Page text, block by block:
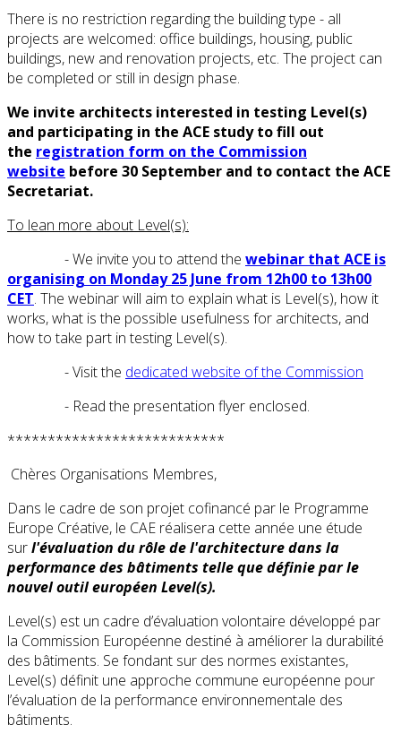
There is no restriction regarding the building type - all
projects are welcomed: office buildings, housing, public
buildings, new and renovation projects, etc. The project can
be completed or still in design phase.
We invite architects interested in testing Level(s)
and participating in the ACE study to fill out
the registration form on the Commission
website before 30 September and to contact the ACE
Secretariat.
To lean more about Level(s):
- We invite you to attend the webinar that ACE is
organising on Monday 25 June from 12h00 to 13h00
CET. The webinar will aim to explain what is Level(s), how it
works, what is the possible usefulness for architects, and
how to take part in testing Level(s).
- Visit the dedicated website of the Commission
- Read the presentation flyer enclosed.
***************************
Chères Organisations Membres,
Dans le cadre de son projet cofinancé par le Programme
Europe Créative, le CAE réalisera cette année une étude
surl'évaluation du rôle de l'architecture dans la
performance des bâtiments telle que définie par le
nouvel outil européen Level(s).
Level(s) est un cadre d’évaluation volontaire développé par
la Commission Européenne destiné à améliorer la durabilité
des bâtiments. Se fondant sur des normes existantes,
Level(s) définit une approche commune européenne pour
l’évaluation de la performance environnementale des
bâtiments.